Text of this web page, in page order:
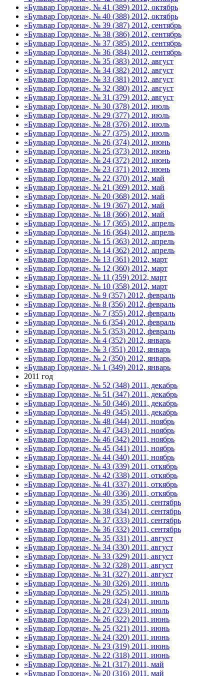
«Бульвар Гордона», № 41 (389) 2012, октябрь
«Бульвар Гордона», № 40 (388) 2012, октябрь
«Бульвар Гордона», № 39 (387) 2012, сентябрь
«Бульвар Гордона», № 38 (386) 2012, сентябрь
«Бульвар Гордона», № 37 (385) 2012, сентябрь
«Бульвар Гордона», № 36 (384) 2012, сентябрь
«Бульвар Гордона», № 35 (383) 2012, август
«Бульвар Гордона», № 34 (382) 2012, август
«Бульвар Гордона», № 33 (381) 2012, август
«Бульвар Гордона», № 32 (380) 2012, август
«Бульвар Гордона», № 31 (379) 2012, август
«Бульвар Гордона», № 30 (378) 2012, июль
«Бульвар Гордона», № 29 (377) 2012, июль
«Бульвар Гордона», № 28 (376) 2012, июль
«Бульвар Гордона», № 27 (375) 2012, июль
«Бульвар Гордона», № 26 (374) 2012, июнь
«Бульвар Гордона», № 25 (373) 2012, июнь
«Бульвар Гордона», № 24 (372) 2012, июнь
«Бульвар Гордона», № 23 (371) 2012, июнь
«Бульвар Гордона», № 22 (370) 2012, май
«Бульвар Гордона», № 21 (369) 2012, май
«Бульвар Гордона», № 20 (368) 2012, май
«Бульвар Гордона», № 19 (367) 2012, май
«Бульвар Гордона», № 18 (366) 2012, май
«Бульвар Гордона», № 17 (365) 2012, апрель
«Бульвар Гордона», № 16 (364) 2012, апрель
«Бульвар Гордона», № 15 (363) 2012, апрель
«Бульвар Гордона», № 14 (362) 2012, апрель
«Бульвар Гордона», № 13 (361) 2012, март
«Бульвар Гордона», № 12 (360) 2012, март
«Бульвар Гордона», № 11 (359) 2012, март
«Бульвар Гордона», № 10 (358) 2012, март
«Бульвар Гордона», № 9 (357) 2012, февраль
«Бульвар Гордона», № 8 (356) 2012, февраль
«Бульвар Гордона», № 7 (355) 2012, февраль
«Бульвар Гордона», № 6 (354) 2012, февраль
«Бульвар Гордона», № 5 (353) 2012, февраль
«Бульвар Гордона», № 4 (352) 2012, январь
«Бульвар Гордона», № 3 (351) 2012, январь
«Бульвар Гордона», № 2 (350) 2012, январь
«Бульвар Гордона», № 1 (349) 2012, январь
2011 год
«Бульвар Гордона», № 52 (348) 2011, декабрь
«Бульвар Гордона», № 51 (347) 2011, декабрь
«Бульвар Гордона», № 50 (346) 2011, декабрь
«Бульвар Гордона», № 49 (345) 2011, декабрь
«Бульвар Гордона», № 48 (344) 2011, ноябрь
«Бульвар Гордона», № 47 (343) 2011, ноябрь
«Бульвар Гордона», № 46 (342) 2011, ноябрь
«Бульвар Гордона», № 45 (341) 2011, ноябрь
«Бульвар Гордона», № 44 (340) 2011, ноябрь
«Бульвар Гордона», № 43 (339) 2011, откябрь
«Бульвар Гордона», № 42 (338) 2011, откябрь
«Бульвар Гордона», № 41 (337) 2011, откябрь
«Бульвар Гордона», № 40 (336) 2011, откябрь
«Бульвар Гордона», № 39 (335) 2011, сентябрь
«Бульвар Гордона», № 38 (334) 2011, сентябрь
«Бульвар Гордона», № 37 (333) 2011, сентябрь
«Бульвар Гордона», № 36 (332) 2011, сентябрь
«Бульвар Гордона», № 35 (331) 2011, август
«Бульвар Гордона», № 34 (330) 2011, август
«Бульвар Гордона», № 33 (329) 2011, август
«Бульвар Гордона», № 32 (328) 2011, август
«Бульвар Гордона», № 31 (327) 2011, август
«Бульвар Гордона», № 30 (326) 2011, июль
«Бульвар Гордона», № 29 (325) 2011, июль
«Бульвар Гордона», № 28 (324) 2011, июль
«Бульвар Гордона», № 27 (323) 2011, июль
«Бульвар Гордона», № 26 (322) 2011, июнь
«Бульвар Гордона», № 25 (321) 2011, июнь
«Бульвар Гордона», № 24 (320) 2011, июнь
«Бульвар Гордона», № 23 (319) 2011, июнь
«Бульвар Гордона», № 22 (318) 2011, июнь
«Бульвар Гордона», № 21 (317) 2011, май
«Бульвар Гордона», № 20 (316) 2011, май